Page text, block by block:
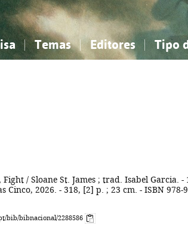
Temas Editores Tipo
Fight / Sloane St. James ; trad. Isabel Garcia. -
Cinco, 2026. - 318, [2] p. ; 23 cm. - ISBN 978-
bib/bibnacional/2288586